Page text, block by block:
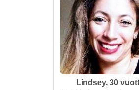
Lindsey, 30